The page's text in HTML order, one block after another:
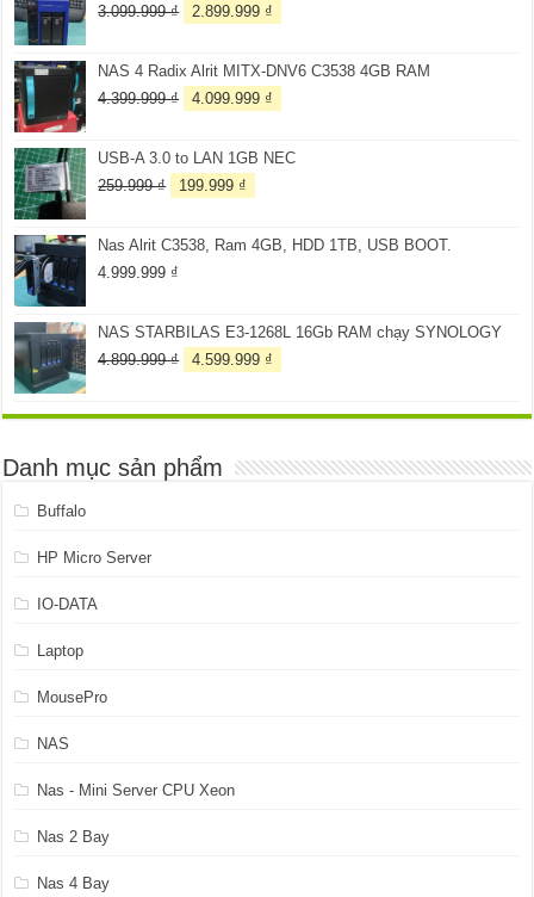
3.099.999₫
Giá
3.099.999 ₫.
2.899.999 ₫
là:
NAS 4 Radix Alrit MITX-DNV6 C3538 4GB RAM
4.399.999₫
Giá
4.399.999 ₫.
4.099.999 ₫
là:
USB-A 3.0 to LAN 1GB NEC
259.999₫
Giá
259.999 ₫.
199.999 ₫
là:
Nas Alrit C3538, Ram 4GB, HDD 1TB, USB BOOT.
4.999.999 ₫
NAS STARBILAS E3-1268L 16Gb RAM chạy SYNOLOGY
4.899.999₫
Giá
4.899.999 ₫.
4.599.999 ₫
là:
Danh mục sản phẩm
Buffalo
HP Micro Server
IO-DATA
Laptop
MousePro
NAS
Nas - Mini Server CPU Xeon
Nas 2 Bay
Nas 4 Bay